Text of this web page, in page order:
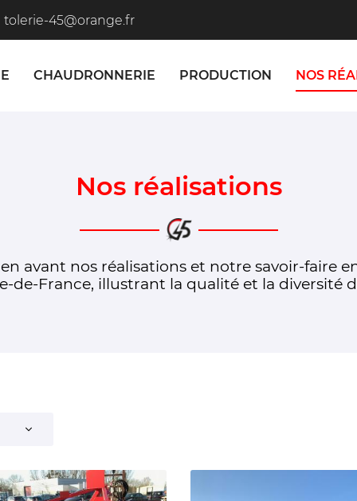
CHAUDRONNERIE PRODUCTION NOS
Nos réalisations
avant nos réalisations et notre savoir-faire
de-France, illustrant la qualité et la diversité